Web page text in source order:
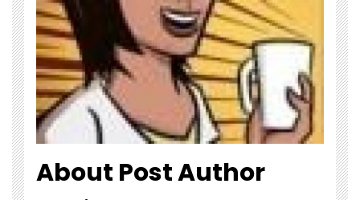
About Post Author